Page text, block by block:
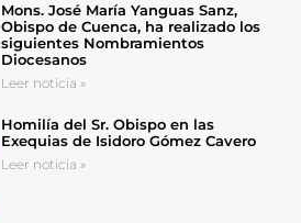
Mons. José María Yanguas Sanz,
Obispo de Cuenca, ha realizado los
siguientes Nombramientos
Diocesanos
Leer noticia »
Homilía del Sr. Obispo en las
Exequias de Isidoro Gómez Cavero
Leer noticia »